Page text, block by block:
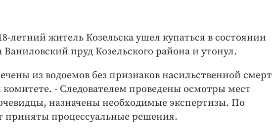
летний житель Козельска ушел купаться в состоянии
пруд Козельского района и утонул.
из водоемов без признаков насильственной
комитете. - Следователем проведены осмотры мест
назначены необходимые экспертизы. По
приняты процессуальные решения.